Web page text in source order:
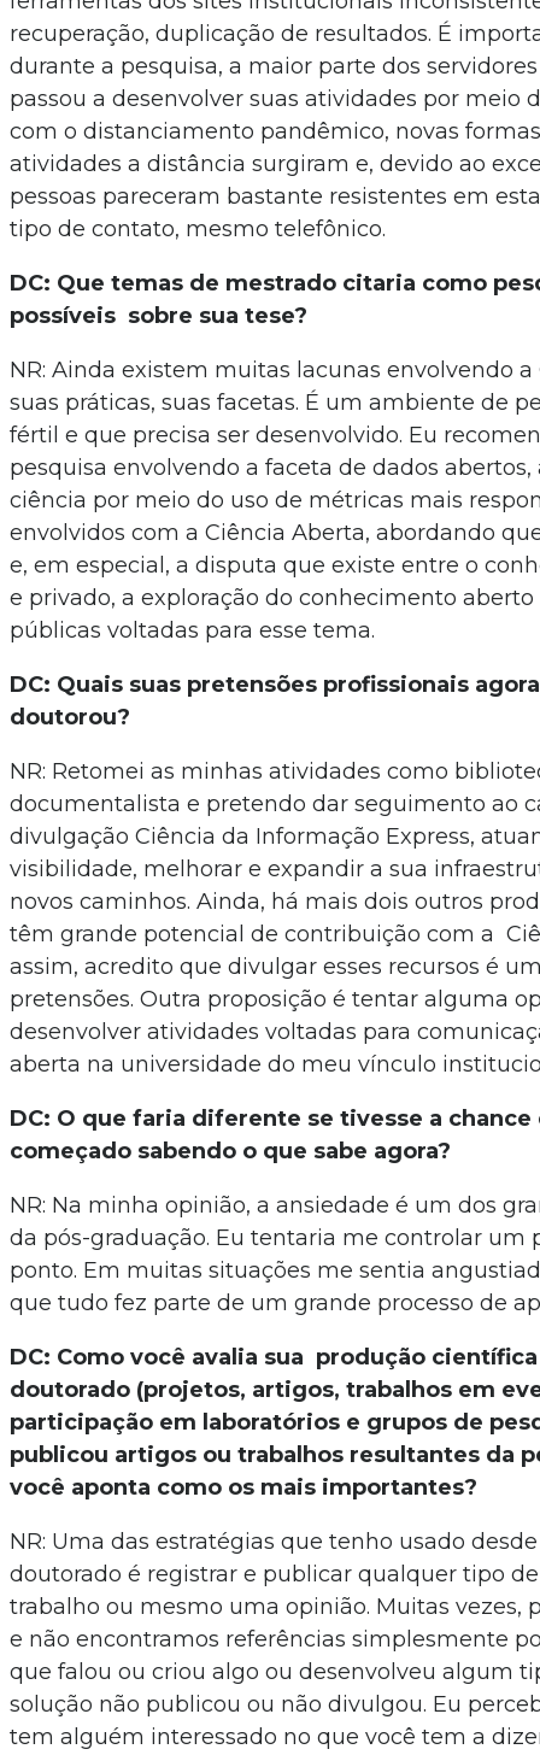
recuperação, duplicação de resultados. É
durante a pesquisa, a maior parte dos
passou a desenvolver suas atividades por meio
com o distanciamento pandêmico, novas
atividades a distância surgiram e, devido ao
pessoas pareceram bastante resistentes em
tipo de contato, mesmo telefônico.
DC: Que temas de mestrado citaria como
possíveis sobre sua tese?
NR: Ainda existem muitas lacunas envolvendo
suas práticas, suas facetas. É um ambiente de
fértil e que precisa ser desenvolvido. Eu
pesquisa envolvendo a faceta de dados abertos,
ciência por meio do uso de métricas mais
envolvidos com a Ciência Aberta, abordando
e, em especial, a disputa que existe entre o
e privado, a exploração do conhecimento aberto
públicas voltadas para esse tema.
DC: Quais suas pretensões profissionais
doutorou?
NR: Retomei as minhas atividades como
documentalista e pretendo dar seguimento ao
divulgação Ciência da Informação Express,
visibilidade, melhorar e expandir a sua
novos caminhos. Ainda, há mais dois outros
têm grande potencial de contribuição com a
assim, acredito que divulgar esses recursos é
pretensões. Outra proposição é tentar alguma
desenvolver atividades voltadas para
aberta na universidade do meu vínculo
DC: O que faria diferente se tivesse a chance
começado sabendo o que sabe agora?
NR: Na minha opinião, a ansiedade é um dos
da pós-graduação. Eu tentaria me controlar um
ponto. Em muitas situações me sentia
que tudo fez parte de um grande processo de
DC: Como você avalia sua produção
doutorado (projetos, artigos, trabalhos em
participação em laboratórios e grupos de
publicou artigos ou trabalhos resultantes da
você aponta como os mais importantes?
NR: Uma das estratégias que tenho usado
doutorado é registrar e publicar qualquer tipo
trabalho ou mesmo uma opinião. Muitas vezes,
e não encontramos referências simplesmente
que falou ou criou algo ou desenvolveu algum
solução não publicou ou não divulgou. Eu
tem alguém interessado no que você tem a